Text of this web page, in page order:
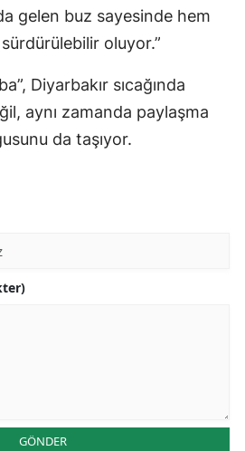
gelen buz sayesinde hem
oluyor.”
Diyarbakır sıcağında
aynı zamanda paylaşma
da taşıyor.
GÖNDER